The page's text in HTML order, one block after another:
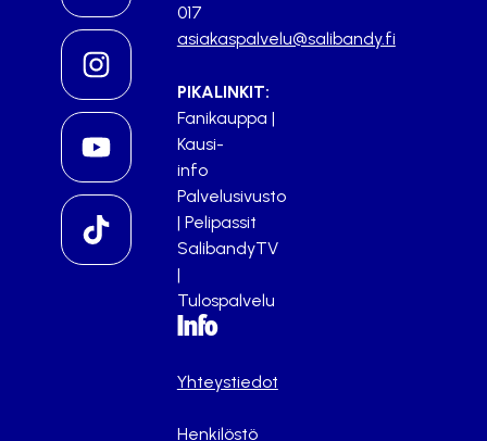
017
asiakaspalvelu@salibandy.fi
PIKALINKIT:
Fanikauppa |
Kausi-
info
Palvelusivusto
| Pelipassit
SalibandyTV
|
Tulospalvelu
Info
Yhteystiedot
Henkilöstö